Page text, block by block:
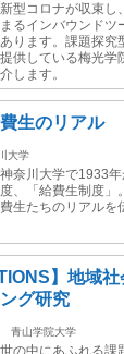
新型コロナが収束し
まるインバウンドツ
あります。課題探究
提供している梅光学
介します。
生のリアル
大学
神奈川大学で1933
度、「給費生制度」
費生たちのリアルを
】地域
グ研究
青山学院大学
世の中にあふれる課